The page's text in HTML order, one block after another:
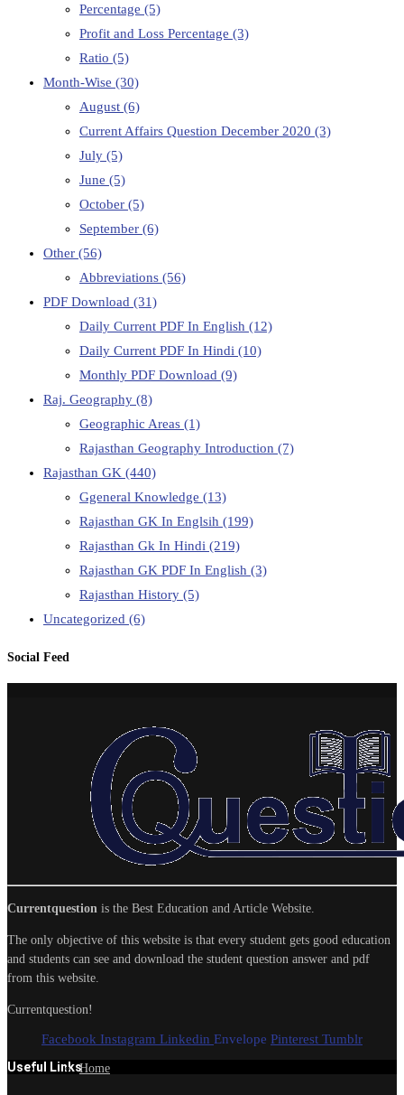
Percentage (5)
Profit and Loss Percentage (3)
Ratio (5)
Month-Wise (30)
August (6)
Current Affairs Question December 2020 (3)
July (5)
June (5)
October (5)
September (6)
Other (56)
Abbreviations (56)
PDF Download (31)
Daily Current PDF In English (12)
Daily Current PDF In Hindi (10)
Monthly PDF Download (9)
Raj. Geography (8)
Geographic Areas (1)
Rajasthan Geography Introduction (7)
Rajasthan GK (440)
Ggeneral Knowledge (13)
Rajasthan GK In Englsih (199)
Rajasthan Gk In Hindi (219)
Rajasthan GK PDF In English (3)
Rajasthan History (5)
Uncategorized (6)
Social Feed
Currentquestion is the Best Education and Article Website.
The only objective of this website is that every student gets good education
and students can see and download the student question answer and pdf
from this website.
Currentquestion!
Facebook Instagram Linkedin Envelope Pinterest Tumblr
Useful LinksHome